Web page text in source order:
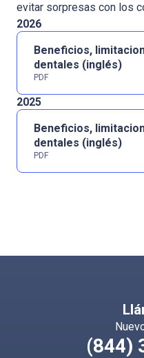
evitar sorpresas con los
2026
Beneficios,
dentales (inglés)
PDF
2025
Beneficios,
dentales (inglés)
PDF
(844)